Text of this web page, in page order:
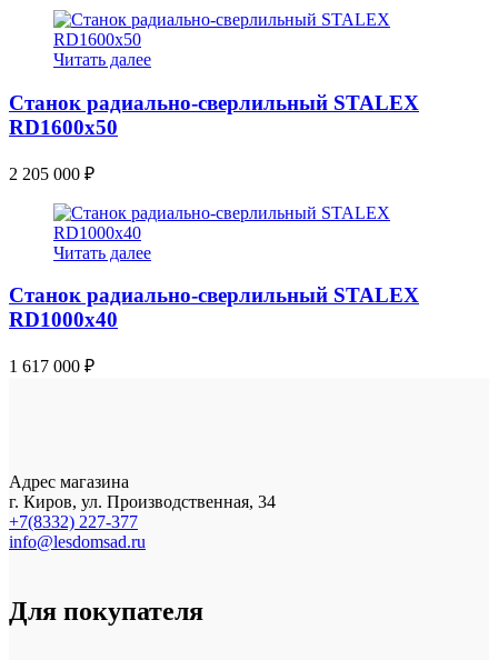
Читать далее
Станок радиально-сверлильный STALEX
RD1600x50
2 205 000 ₽
Читать далее
Станок радиально-сверлильный STALEX
RD1000x40
1 617 000 ₽
Адрес магазина
г. Киров, ул. Производственная, 34
+7(8332) 227-377
info@lesdomsad.ru
Для покупателя